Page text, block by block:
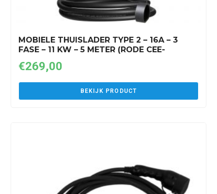
MOBIELE THUISLADER TYPE 2 – 16A – 3
FASE – 11 KW – 5 METER (RODE CEE-
€269,00
BEKIJK PRODUCT